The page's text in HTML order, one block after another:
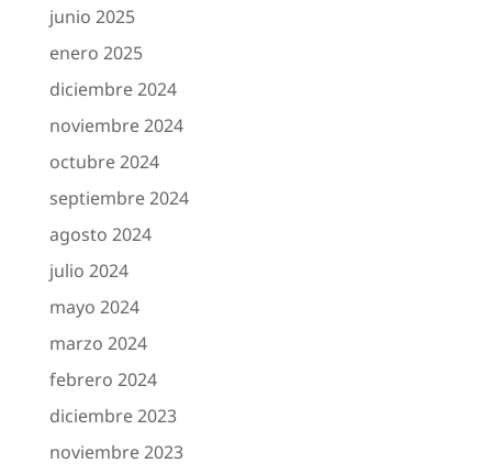
junio 2025
enero 2025
diciembre 2024
noviembre 2024
octubre 2024
septiembre 2024
agosto 2024
julio 2024
mayo 2024
marzo 2024
febrero 2024
diciembre 2023
noviembre 2023